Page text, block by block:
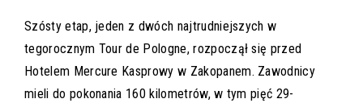
Szósty etap, jeden z dwóch najtrudniejszych w
tegorocznym Tour de Pologne, rozpoczął się przed
Hotelem Mercure Kasprowy w Zakopanem. Zawodnicy
mieli do pokonania 160 kilometrów, w tym pięć 29-